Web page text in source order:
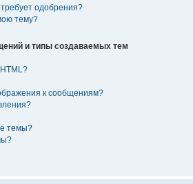
одобрения?
тему?
и типы создаваемых тем
к сообщениям?
темы?